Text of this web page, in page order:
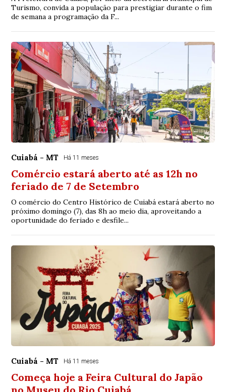
Turismo, convida a população para prestigiar durante o fim
de semana a programação da F...
Cuiabá - MT Há 11 meses
Comércio estará aberto até as 12h no
feriado de 7 de Setembro
O comércio do Centro Histórico de Cuiabá estará aberto no
próximo domingo (7), das 8h ao meio dia, aproveitando a
oportunidade do feriado e desfile...
Cuiabá - MT Há 11 meses
Começa hoje a Feira Cultural do Japão